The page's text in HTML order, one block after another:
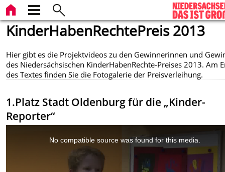
KinderHabenRechtePreis 2013
Hier gibt es die Projektvideos zu den Gewinnerinnen und
des Niedersächsischen KinderHabenRechte-Preises 2013. Am
des Textes finden Sie die Fotogalerie der Preisverleihung.
1.Platz Stadt Oldenburg für die „Kinder-
Reporter“
No compatible source was found for this media.